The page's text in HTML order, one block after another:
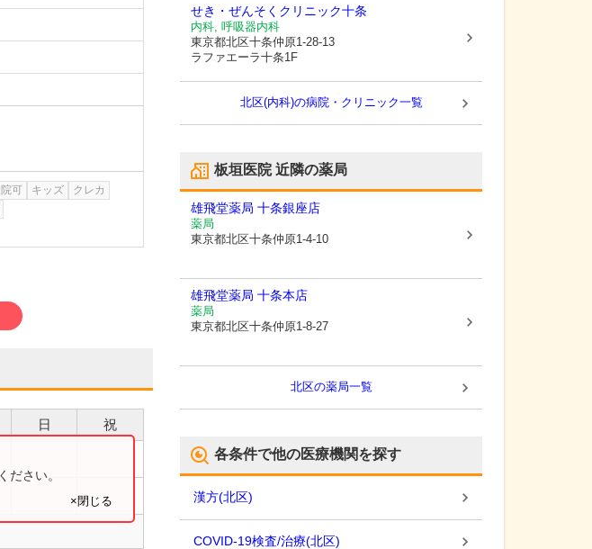
院可 キッズ
クレカ
日 祝
ださい。
×閉じる
せき・ぜんそくクリニック十条
内科, 呼吸器内科
東京都北区十条仲原1-28-13
ラファエーラ十条1F
北区(内科)の病院・クリニック一覧
板垣医院近隣の薬局
雄飛堂薬局 十条銀座店
薬局
東京都北区十条仲原1-4-10
雄飛堂薬局 十条本店
薬局
東京都北区十条仲原1-8-27
北区の薬局一覧
各条件で他の医療機関を探す
漢方(北区)
COVID-19検査/治療(北区)